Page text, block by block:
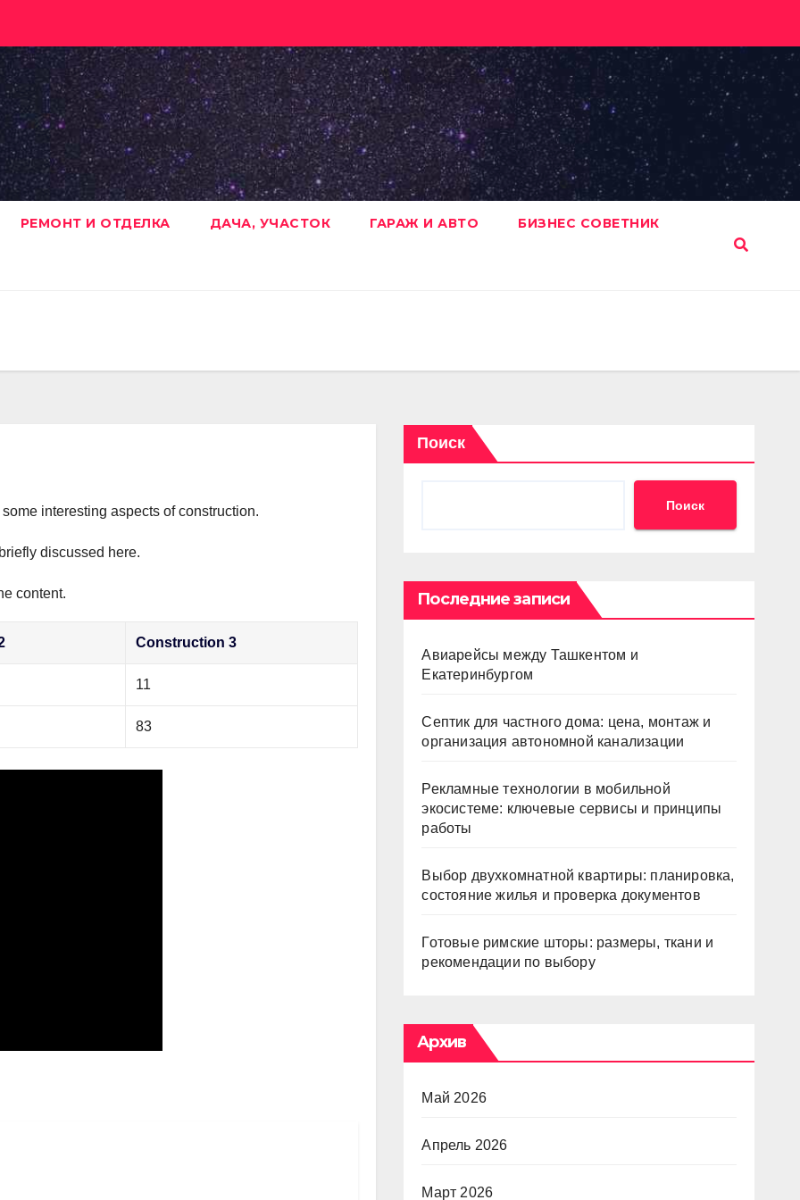
РЕМОНТ И ОТДЕЛКА ДАЧА, УЧАСТОК ГАРАЖ И АВТО БИЗНЕС СОВЕТНИК
interesting aspects of construction.
discussed here.
content.
Construction 3
11
83
Поиск
Поиск
Последние записи
Авиарейсы между Ташкентом и
Екатеринбургом
Септик для частного дома: цена, монтаж и
организация автономной канализации
Рекламные технологии в мобильной
экосистеме: ключевые сервисы и принципы
работы
Выбор двухкомнатной квартиры: планировка,
состояние жилья и проверка документов
Готовые римские шторы: размеры, ткани и
рекомендации по выбору
Архив
Май 2026
Апрель 2026
Март 2026